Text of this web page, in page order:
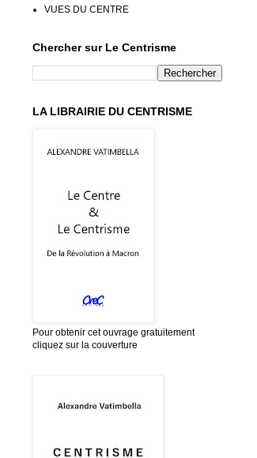
VUES DU CENTRE
Chercher sur Le Centrisme
LA LIBRAIRIE DU CENTRISME
Pour obtenir cet ouvrage gratuitement
cliquez sur la couverture